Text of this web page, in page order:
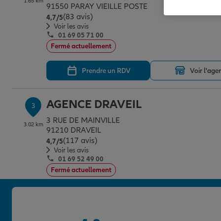
91550 PARAY VIEILLE POSTE
4,7/5Note de 4.7 sur 5
(83 avis)
Voir les avis
01 69 05 71 00
Fermé actuellement
Prendre un RDV Voir
3
3.02 km
AGENCE DRAVEIL
3 RUE DE MAINVILLE
91210 DRAVEIL
4,7/5Note de 4.7 sur 5
(117 avis)
Voir les avis
01 69 52 49 00
Fermé actuellement